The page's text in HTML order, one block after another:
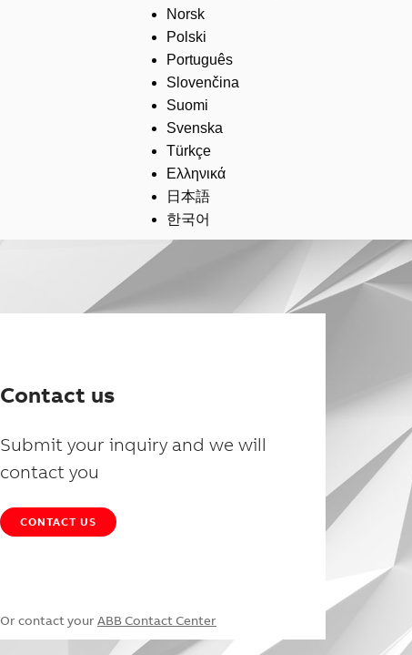
Norsk
Polski
Português
Slovenčina
Suomi
Svenska
Türkçe
Ελληνικά
日本語
한국어
Contact us
Submit your inquiry and we will
contact you
CONTACT US
Or contact your ABB Contact Center